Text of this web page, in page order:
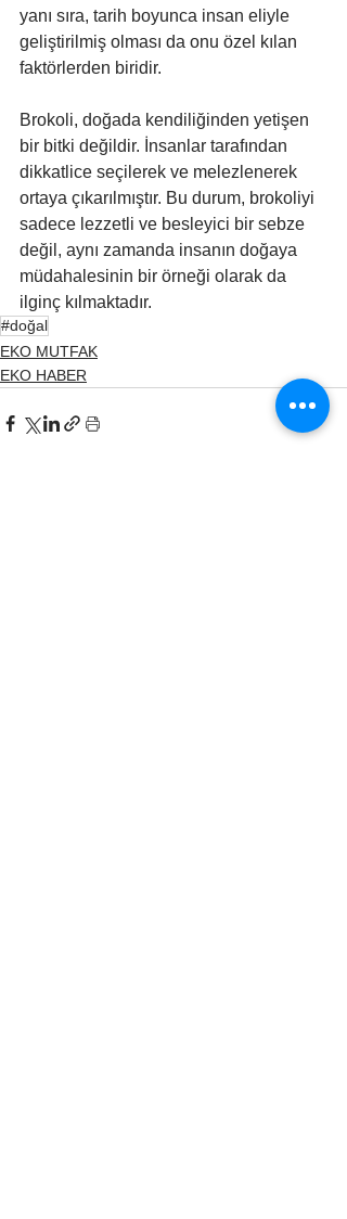
yanı sıra, tarih boyunca insan eliyle
geliştirilmiş olması da onu özel kılan
faktörlerden biridir.
Brokoli, doğada kendiliğinden yetişen
bir bitki değildir. İnsanlar tarafından
dikkatlice seçilerek ve melezlenerek
ortaya çıkarılmıştır. Bu durum, brokoliyi
sadece lezzetli ve besleyici bir sebze
değil, aynı zamanda insanın doğaya
müdahalesinin bir örneği olarak da
ilginç kılmaktadır.
#doğal
EKO MUTFAK
EKO HABER